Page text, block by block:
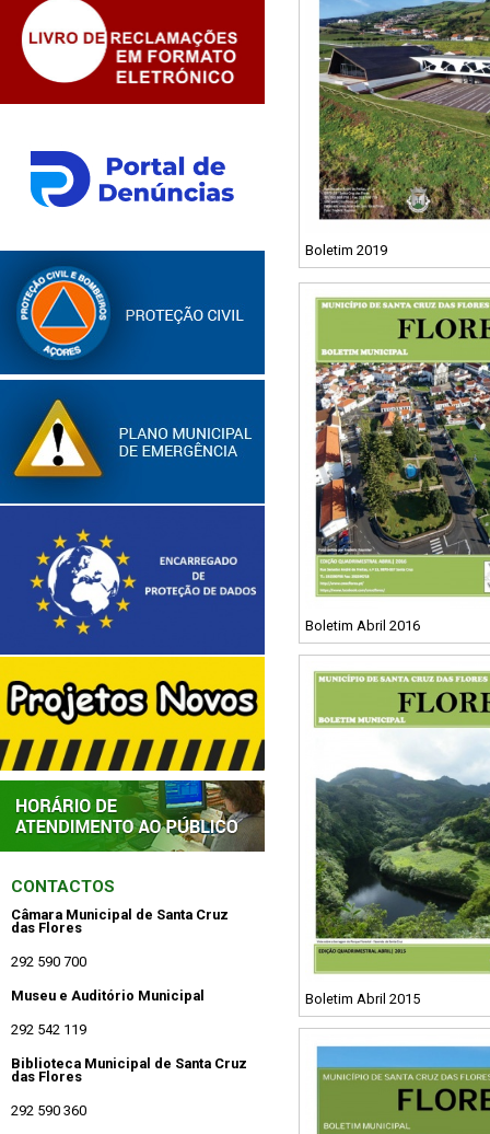
CONTACTOS
Câmara Municipal de Santa Cruz
das Flores
292 590 700
Museu e Auditório Municipal
292 542 119
Biblioteca Municipal de Santa Cruz
das Flores
292 590 360
Boletim 2019
Boletim Abril 2016
Boletim Abril 2015